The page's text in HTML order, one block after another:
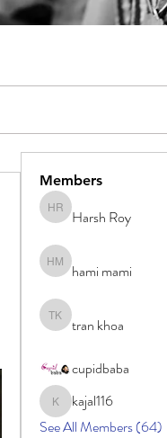
Members
Harsh Roy
Harsh Roy
hami mami
hami mami
tran khoa
tran khoa
cupidbaba
kajal116kajal116
See All Members (64)